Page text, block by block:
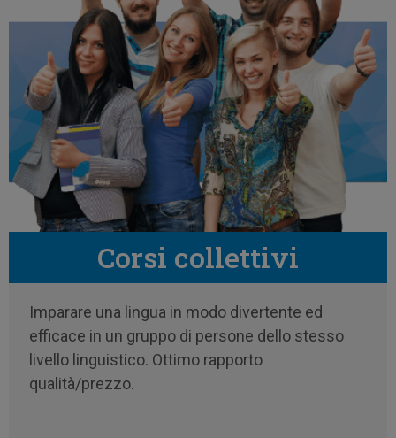
Corsi collettivi
Imparare una lingua in modo divertente ed
efficace in un gruppo di persone dello stesso
livello linguistico. Ottimo rapporto
qualità/prezzo.